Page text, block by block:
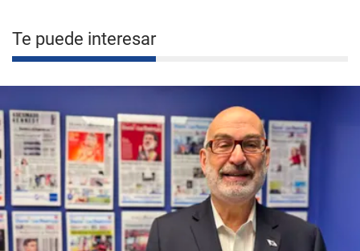
Te puede interesar